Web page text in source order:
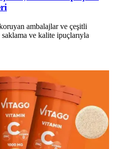
ambalajlar ve çeşitli
ve kalite ipuçlarıyla